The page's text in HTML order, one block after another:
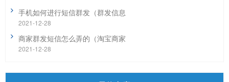
手机如何进行短信群发（群发信息
2021-12-28
商家群发短信怎么弄的（淘宝商家
2021-12-28